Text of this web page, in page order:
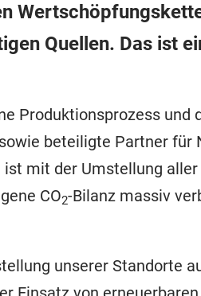
Quellen. Das ist
Produktionsprozess und
beteiligte Partner für
mit der Umstellung
CO2-Bilanz massiv
unserer Standorte